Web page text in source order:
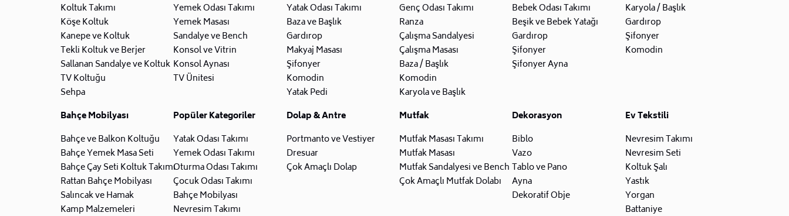
Koltuk Takımı
Köşe Koltuk
Kanepe ve Koltuk
Tekli Koltuk ve Berjer
Sallanan Sandalye ve Koltuk
TV Koltuğu
Sehpa
Yemek Odası Takımı
Yemek Masası
Sandalye ve Bench
Konsol ve Vitrin
Konsol Aynası
TV Ünitesi
Yatak Odası Takımı
Baza ve Başlık
Gardırop
Makyaj Masası
Şifonyer
Komodin
Yatak Pedi
Genç Odası Takımı
Ranza
Çalışma Sandalyesi
Çalışma Masası
Baza / Başlık
Komodin
Karyola ve Başlık
Bebek Odası Takımı
Beşik ve Bebek Yatağı
Gardırop
Şifonyer
Şifonyer Ayna
Karyola / Başlık
Gardırop
Şifonyer
Komodin
Bahçe Mobilyası
Bahçe ve Balkon Koltuğu
Bahçe Yemek Masa Seti
Bahçe Çay Seti Koltuk Takımı
Rattan Bahçe Mobilyası
Salıncak ve Hamak
Kamp Malzemeleri
Popüler Kategoriler
Yatak Odası Takımı
Yemek Odası Takımı
Oturma Odası Takımı
Çocuk Odası Takımı
Bahçe Mobilyası
Nevresim Takımı
Dolap & Antre
Portmanto ve Vestiyer
Dresuar
Çok Amaçlı Dolap
Mutfak
Mutfak Masası Takımı
Mutfak Masası
Mutfak Sandalyesi ve Bench
Çok Amaçlı Mutfak Dolabı
Dekorasyon
Biblo
Vazo
Tablo ve Pano
Ayna
Dekoratif Obje
Ev Tekstili
Nevresim Takımı
Nevresim Seti
Koltuk Şalı
Yastık
Yorgan
Battaniye